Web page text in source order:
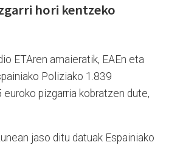
hori kentzeko
ETAren amaieratik, EAEn eta
Poliziako 1.839
pizgarria kobratzen dute,
jaso ditu datuak Espainiako